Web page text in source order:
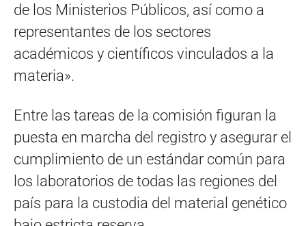
de los Ministerios Públicos, así como a
representantes de los sectores
académicos y científicos vinculados a la
materia».
Entre las tareas de la comisión figuran la
puesta en marcha del registro y asegurar el
cumplimiento de un estándar común para
los laboratorios de todas las regiones del
país para la custodia del material genético